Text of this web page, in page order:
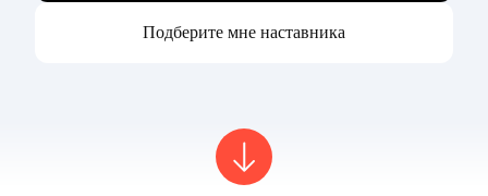
Подберите мне наставника